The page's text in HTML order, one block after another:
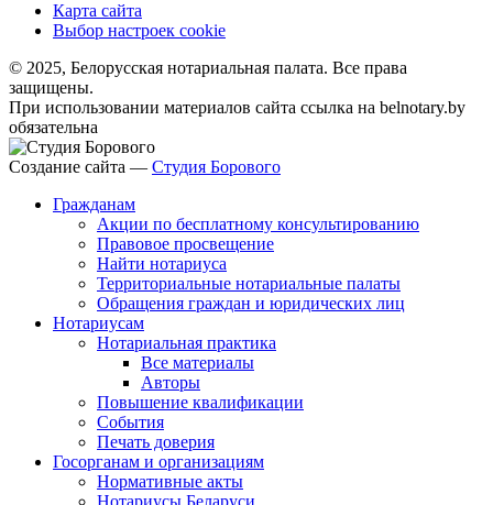
Карта сайта
Выбор настроек cookie
© 2025, Белорусская нотариальная палата. Все права
защищены.
При использовании материалов сайта ссылка на belnotary.by
обязательна
Создание сайта — Студия Борового
Гражданам
Акции по бесплатному консультированию
Правовое просвещение
Найти нотариуса
Территориальные нотариальные палаты
Обращения граждан и юридических лиц
Нотариусам
Нотариальная практика
Все материалы
Авторы
Повышение квалификации
События
Печать доверия
Госорганам и организациям
Нормативные акты